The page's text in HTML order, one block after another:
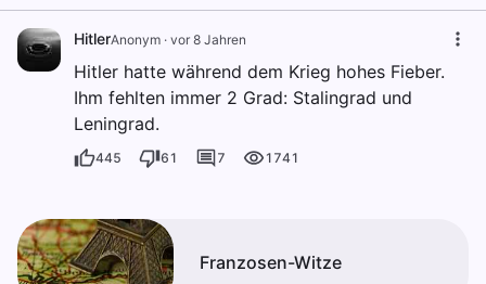
HitlerAnonym · vor 8 Jahren
Hitler hatte während dem Krieg hohes Fieber.
Ihm fehlten immer 2 Grad: Stalingrad und
Leningrad.
445 61 7 1741
Franzosen-Witze